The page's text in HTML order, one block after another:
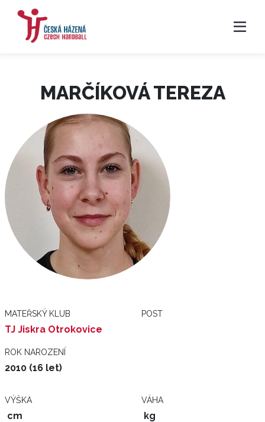
MARČÍKOVÁ TEREZA
MATEŘSKÝ KLUB
TJ Jiskra Otrokovice
POST
ROK NAROZENÍ
2010 (16 let)
VÝŠKA
cm
VÁHA
kg